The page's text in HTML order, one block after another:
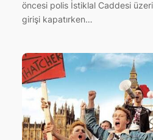
öncesi polis İstiklal Caddesi
girişi kapatırken…